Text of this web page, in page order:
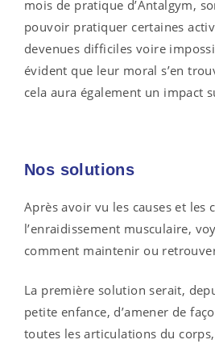
mois de pratique d’Antalgym,
pouvoir pratiquer certaines
devenues difficiles voire
évident que leur moral s’en
cela aura également un impact
Nos solutions
Après avoir vu les causes et les
l’enraidissement musculaire,
comment maintenir ou
La première solution serait,
petite enfance, d’amener de
toutes les articulations du